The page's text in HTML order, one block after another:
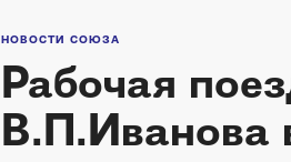
НОВОСТИ СОЮЗА
Рабочая
В.П.Иванова